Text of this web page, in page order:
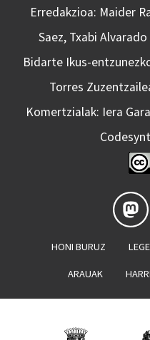
Erredakzioa: Maider
Saez, Txabi
Bidarte Ikus-
Torres
Komertzialak: Iera
HONI BURUZ
ARAUAK